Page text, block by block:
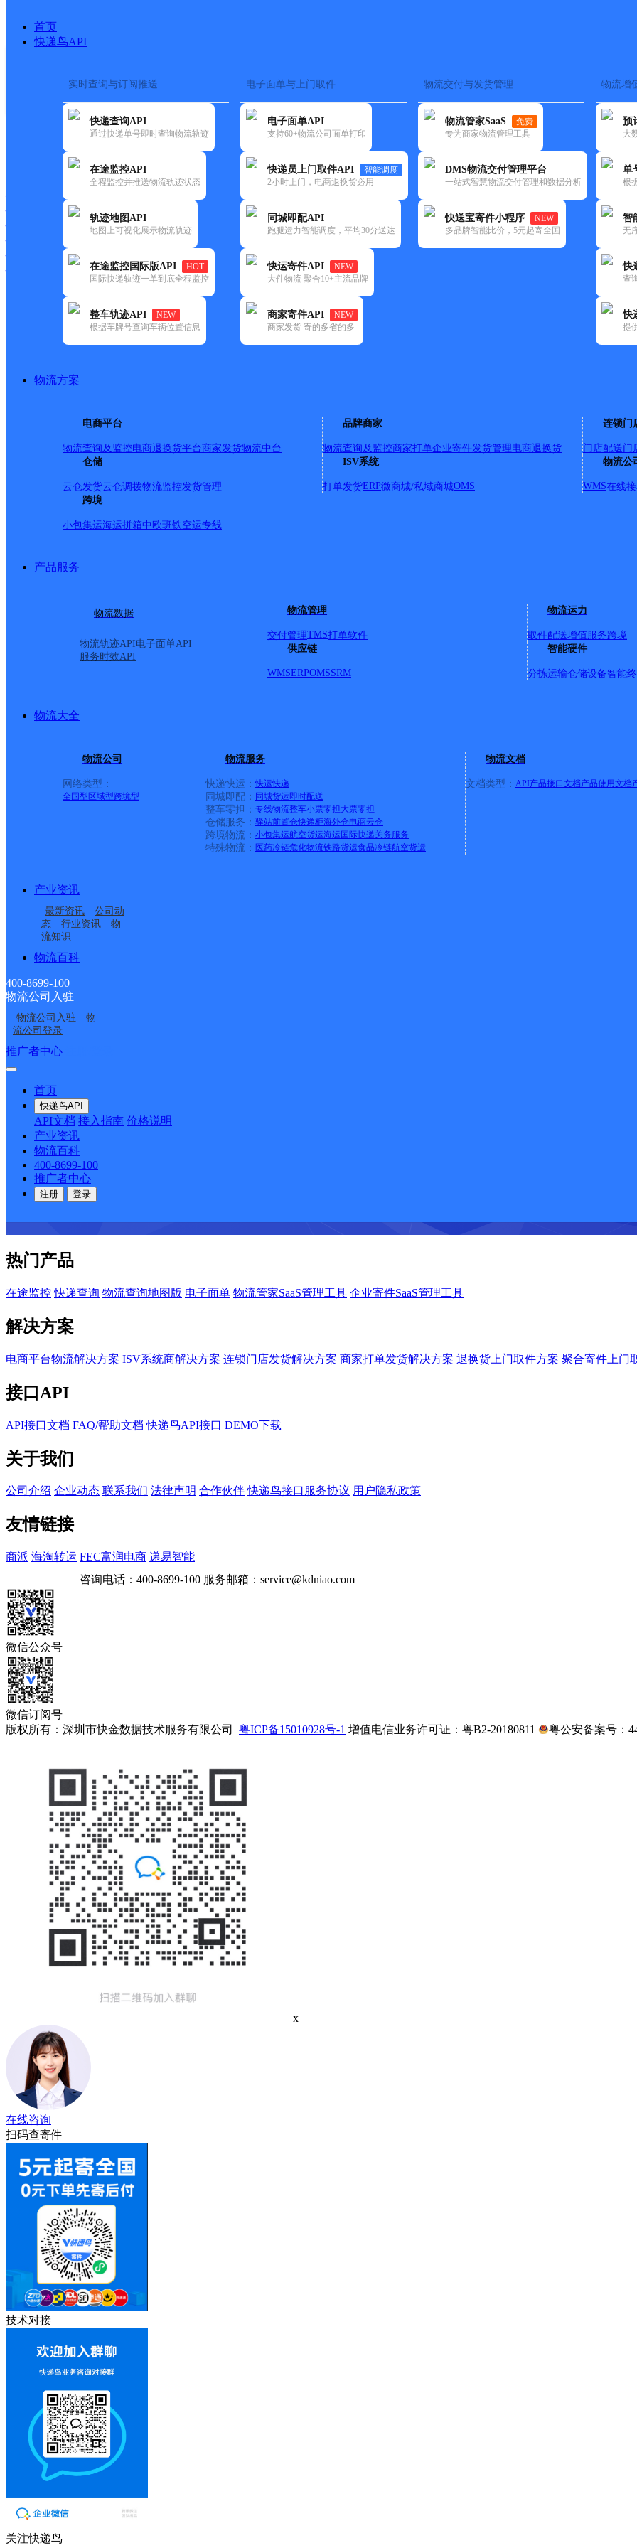
首页
快递鸟API
实时查询与订阅推送
快递查询API
通过快递单号即时查询物流轨迹
在途监控API
全程监控并推送物流轨迹状态
轨迹地图API
地图上可视化展示物流轨迹
在途监控国际版API
HOT
国际快递轨迹一单到底全程监控
整车轨迹API
NEW
根据车牌号查询车辆位置信息
电子面单与上门取件
电子面单API
支持60+物流公司面单打印
快递员上门取件API
智能调度
2小时上门，电商退换货必用
同城即配API
跑腿运力智能调度，平均30分送达
快运寄件API
NEW
大件物流 聚合10+主流品牌
商家寄件API
NEW
商家发货 寄的多省的多
物流交付与发货管理
物流管家SaaS
免费
专为商家物流管理工具
DMS物流交付管理平台
一站式智慧物流交付管理和数据分析
快送宝寄件小程序
NEW
多品牌智能比价，5元起寄全国
物流增
预
大
单
根
智
无
快
查
快
提
物流方案
电商平台
物流查询及监控电商退换货平台商家发货物流中台
品牌商家
物流查询及监控商家打单企业寄件发货管理电商退换货
连锁门
门店配送门
仓储
云仓发货云仓调拨物流监控发货管理
ISV系统
打单发货ERP微商城/私域商城OMS
物流公
WMS在线
跨境
小包集运海运拼箱中欧班铁空运专线
产品服务
物流数据
物流轨迹API电子面单API
服务时效API
物流管理
交付管理TMS打单软件
物流运力
取件配送增值服务跨境
供应链
WMSERPOMSSRM
智能硬件
分拣运输仓储设备智能
物流大全
物流公司
网络类型：
全国型 区域型跨境型
物流服务
快递快运： 快运快递
同城即配： 同城货运即时配送
整车零担： 专线物流整车小票零担大票零担
仓储服务： 驿站前置仓快递柜海外仓电商云仓
跨境物流： 小包集运航空货运海运 国际快递关务服务
特殊物流： 医药冷链危化物流铁路货运食品冷链航空货运
物流文档
文档类型： API产品接口文档产品使用文档
产业资讯
最新资讯
公司动
态
行业资讯
物
流知识
物流百科
400-8699-100
物流公司入驻
物流公司入驻
物
流公司登录
推广者中心
首页
快递鸟API
API文档 接入指南 价格说明
产业资讯
物流百科
400-8699-100
推广者中心
注册 登录
快递大全 > 快递网点
快递大全 快运大全
NEW
城市：孝感市 ✕ 快递：申通快递 ✕ 地区：孝昌县 ✕ 清空已选
地区:
不限 安陆市(2)
湖北孝昌公司
更多号码地址：申通快递有限公司
派送范围:孝昌县城、新城区、城南工业园、花园镇、周巷镇、王店镇、陡山乡、卫店镇、季店乡、丰山镇、小河镇、花西乡
湖北孝昌公司
更多号码地址：申通快递有限公司
首页
顺丰速运
白沙牙叉桥南居民区营业点
可克达拉市营业点
顺丰速运陵水英州英环东路营业点 电话：
顺丰速运昌江石碌人民北路营业点 电话：
电话：
专业团队 方案定制
企业系统级物流解决方案
节省99%研发成本
荣誉成果
国家高新技术企业 荣获《中国物流行业最具投资价值企业》
热门产品
在途监控 快递查询 物流查询地图版 电子面单 物流管家SaaS管理工具 企业寄件SaaS管理工具
解决方案
电商平台物流解决方案 ISV系统商解决方案 连锁门店发货解决方案 商家打单发货解决方案 退换货上门取件方案 聚合寄件上门
接口API
API接口文档 FAQ/帮助文档 快递鸟API接口 DEMO下载
关于我们
公司介绍 企业动态 联系我们 法律声明 合作伙伴 快递鸟接口服务协议 用户隐私政策
友情链接
商派 海淘转运 FEC富润电商 递易智能
咨询电话： 400-8699-100 服务邮箱： service@kdniao.com
微信公众号
微信订阅号
版权所有：深圳市快金数据技术服务有限公司 粤ICP备15010928号-1 增值电信业务许可证：粤B2-20180811 粤公安备案号：
x
在线咨询
扫码查寄件
技术对接
关注快递鸟